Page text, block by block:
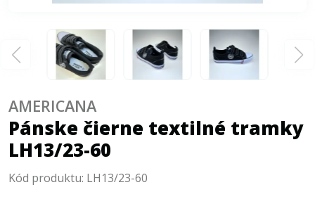
Pánske čierne textilné tramky
LH13/23-60
AMERICANA
Kód produktu: LH13/23-60